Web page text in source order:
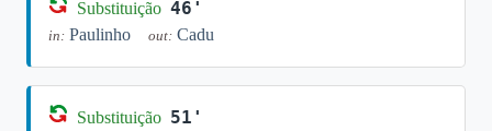
Substituição 46'
in: Paulinho out: Cadu
Substituição 51'